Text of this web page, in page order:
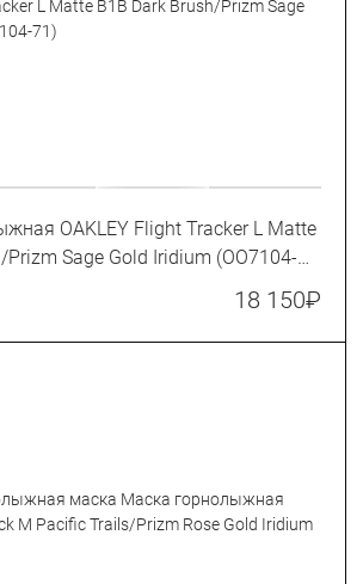
OAKLEY Flight Tracker L Matte
Prizm Sage Gold Iridium (OO7104-
18 150₽